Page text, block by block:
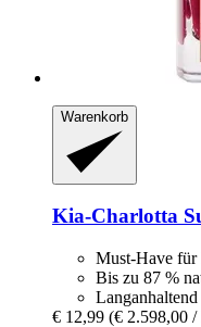
Warenkorb
Kia-Charlotta
Must-Have für
Bis zu 87 %
€ 12,99 (€ 2.598,00 /